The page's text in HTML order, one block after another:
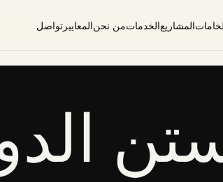
المشاريعالخدماتمن نحنالمعايير تواصل